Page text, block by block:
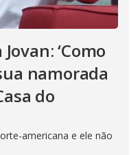
‘Como
namorada
do
americana e ele não